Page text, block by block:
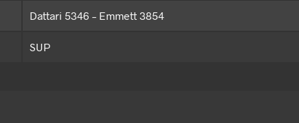
Dattari 5346 – Emmett 3854
SUP